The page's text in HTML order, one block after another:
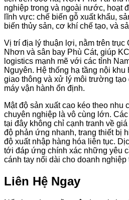
nghiệp trong và ngoài nước, hoạt
lĩnh vực: chế biến gỗ xuất khẩu,
biến thủy sản, cơ khí chế tạo, và
Vị trí địa lý thuận lợi, nằm trên trục
Nhơn và sân bay Phù Cát, giúp
logistics mạnh mẽ với các tỉnh
Nguyên. Hệ thống hạ tầng nội
giao thông và xử lý môi trường tạo
máy vận hành ổn định.
Mật độ sản xuất cao kéo theo nhu
chuyên nghiệp là vô cùng lớn.
tại đây không chỉ cạnh tranh về
độ phản ứng nhanh, trang thiết bị
độ xuất nhập hàng hóa liên tục.
tới đáp ứng chính xác những yêu
cánh tay nối dài cho doanh nghiệp
Liên Hệ Ngay